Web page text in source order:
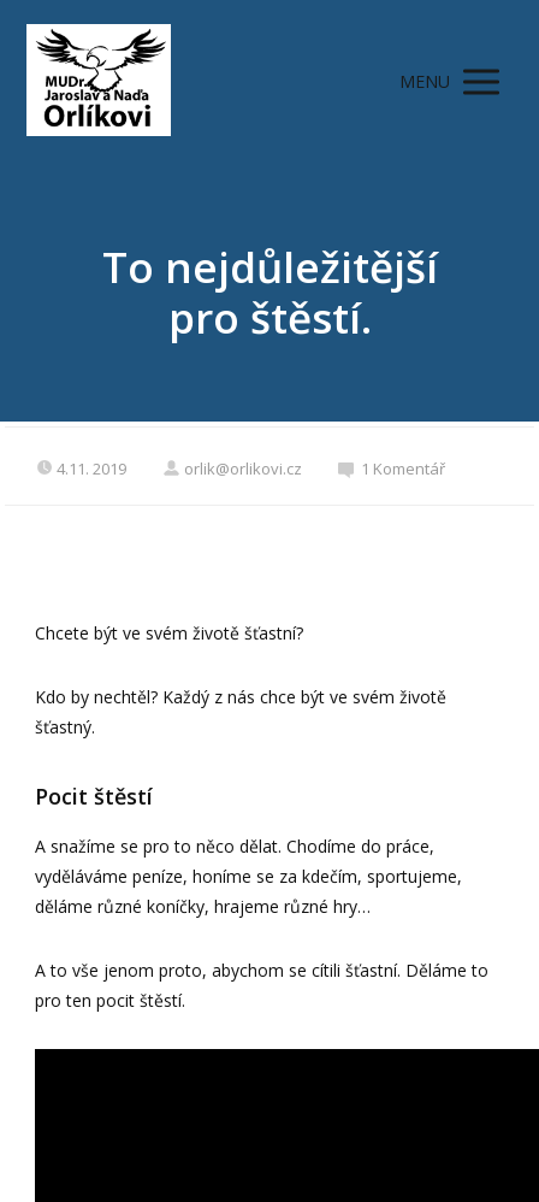
MENU
To nejdůležitější
pro štěstí.
4.11. 2019 orlik@orlikovi.cz 1 Komentář
Chcete být ve svém životě šťastní?
Kdo by nechtěl? Každý z nás chce být ve svém životě
šťastný.
Pocit štěstí
A snažíme se pro to něco dělat. Chodíme do práce,
vyděláváme peníze, honíme se za kdečím, sportujeme,
děláme různé koníčky, hrajeme různé hry…
A to vše jenom proto, abychom se cítili šťastní. Děláme to
pro ten pocit štěstí.